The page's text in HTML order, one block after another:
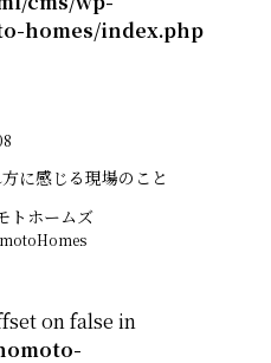
homes/index.php
に感じる現場のこと
トホームズ
on false in